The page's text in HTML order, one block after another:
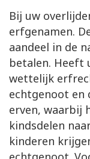
Bij uw
erfgenamen.
aandeel in de
betalen. Heeft
wettelijk
echtgenoot en
erven, waarbij
kindsdelen
kinderen